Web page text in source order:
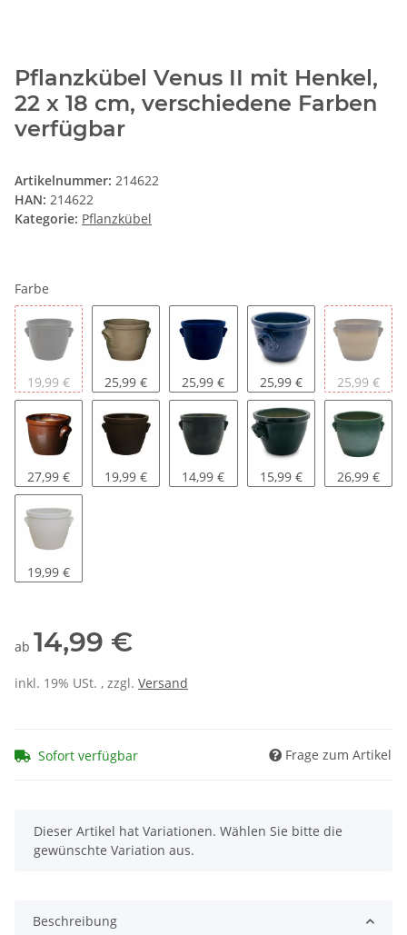
Pflanzkübel Venus II mit Henkel,
22 x 18 cm, verschiedene Farben
verfügbar
Artikelnummer: 214622
HAN: 214622
Kategorie: Pflanzkübel
Farbe
anthrazit
19,99 € antik
25,99 € blau
25,99 € blau-geflammt
25,99 € braun-
25,99 €
braun-glänzend
27,99 € braun-matt
19,99 € granit
14,99 € grün
15,99 € grün-
26,99 €
weiß-matt
19,99 €
ab 14,99 €
inkl. 19% USt. , zzgl. Versand
Sofort verfügbar Frage zum Artikel
x
Dieser Artikel hat Variationen. Wählen Sie bitte die
gewünschte Variation aus.
Beschreibung